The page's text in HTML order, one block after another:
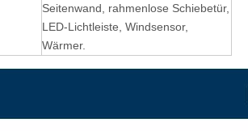
Seitenwand, rahmenlose Schiebetür,
LED-Lichtleiste, Windsensor,
Wärmer.